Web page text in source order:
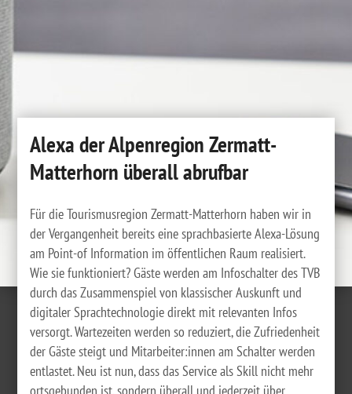
Alexa der Alpenregion Zermatt-
Matterhorn überall abrufbar
Für die Tourismusregion Zermatt-Matterhorn haben wir in
der Vergangenheit bereits eine sprachbasierte Alexa-Lösung
am Point-of Information im öffentlichen Raum realisiert.
Wie sie funktioniert? Gäste werden am Infoschalter des TVB
durch das Zusammenspiel von klassischer Auskunft und
digitaler Sprachtechnologie direkt mit relevanten Infos
versorgt. Wartezeiten werden so reduziert, die Zufriedenheit
der Gäste steigt und Mitarbeiter:innen am Schalter werden
entlastet. Neu ist nun, dass das Service als Skill nicht mehr